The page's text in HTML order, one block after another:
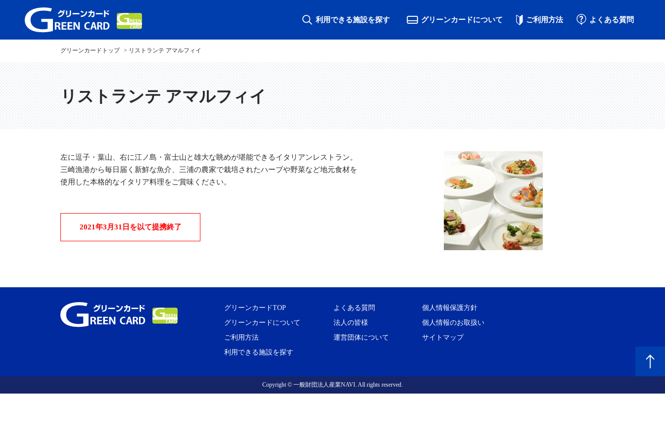
利用できる施設を探す グリーンカードについて ご利用方法 よくある質問
グリーンカードトップ リストランテ アマルフィイ
リストランテ アマルフィイ
左に逗子・葉山、右に江ノ島・富士山と雄大な眺めが堪能できるイタリアンレストラン。
三崎漁港から毎日届く新鮮な魚介、三浦の農家で栽培されたハーブや野菜など地元食材を
使用した本格的なイタリア料理をご賞味ください。
2021年3月31日を以て提携終了
グリーンカードTOP
グリーンカードについて
ご利用方法
利用できる施設を探す
よくある質問
法人の皆様
運営団体について
個人情報保護方針
個人情報のお取扱い
サイトマップ
Copyright © 一般財団法人産業NAVI. All rights reserved.